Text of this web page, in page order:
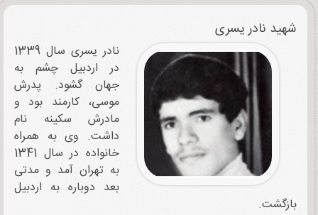
شهید ‌‌‌نادر یسری
نادر یسری سال 1339
در اردبیل چشم به
جهان گشود. پدرش
موسی، کارمند بود و
مادرش سکینه نام
داشت. وی به همراه
خانواده در سال 1341
به تهران آمد و مدتی
بعد دوباره به اردبیل
بازگشت.